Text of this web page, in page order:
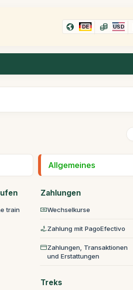
DE USD
train
Allgemeines
Zahlungen
Wechselkurse
Zahlung mit PagoEfectivo
Zahlungen, Transaktionen
und Erstattungen
Treks